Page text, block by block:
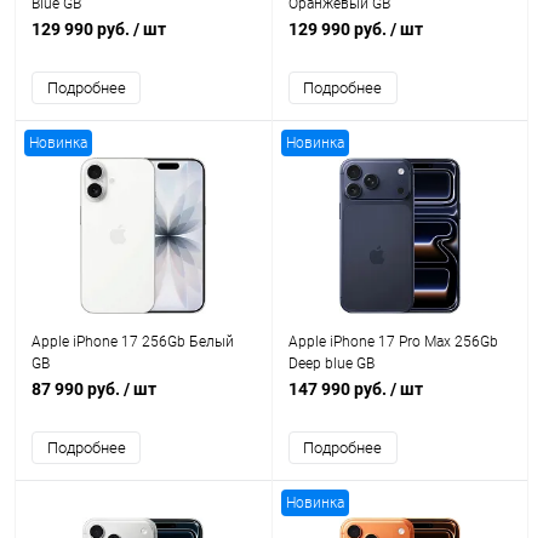
Blue GB
129 990 руб. / шт
Подробнее
Оранжевый GB
129 990 руб. / шт
Подробнее
Новинка
Apple iPhone 17 256Gb Белый
GB
87 990 руб. / шт
Подробнее
Новинка
Apple iPhone 17 Pro Max 256Gb
Deep blue GB
147 990 руб. / шт
Подробнее
Новинка